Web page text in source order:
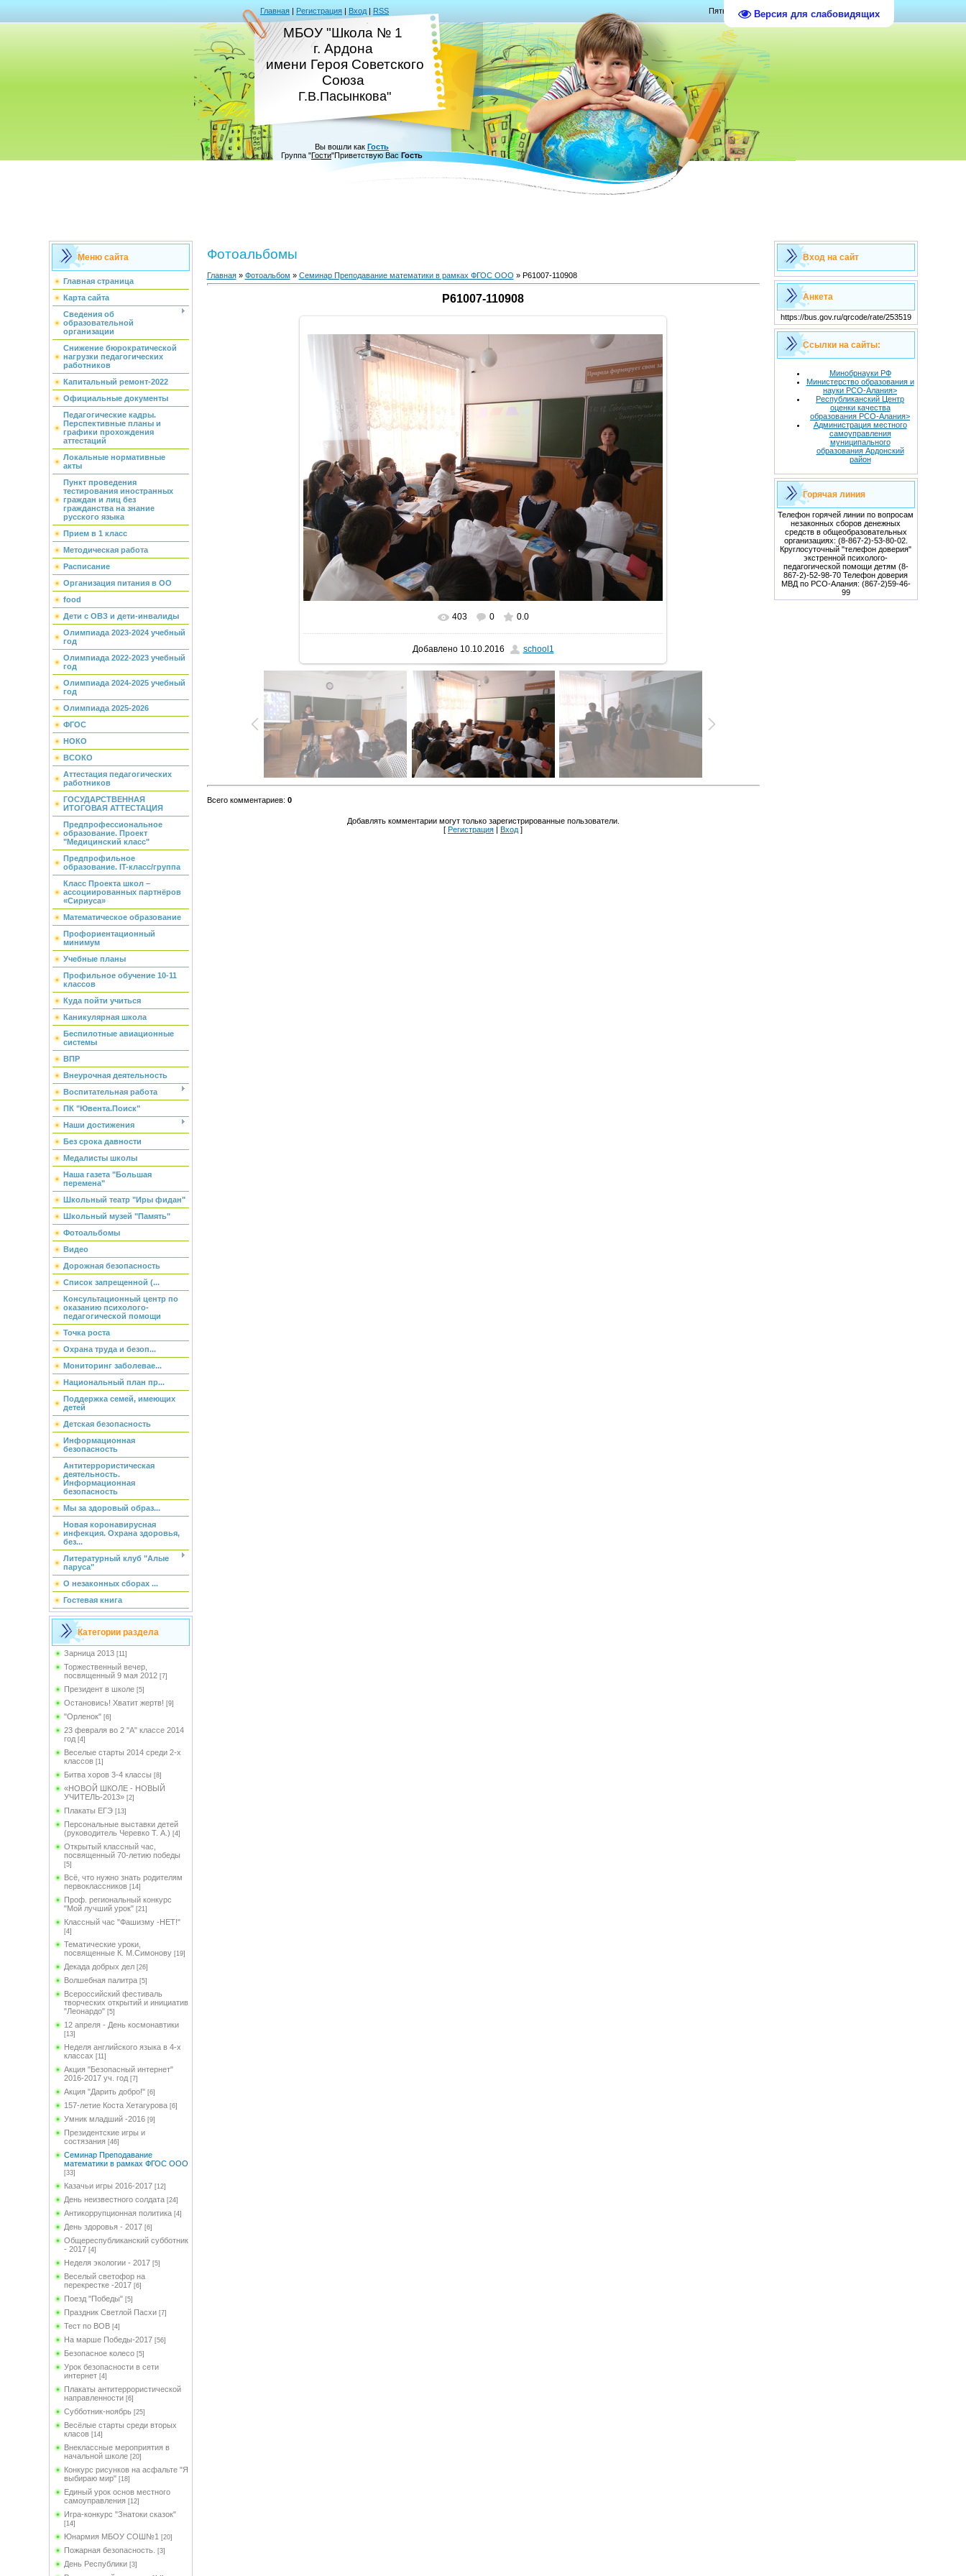
Версия для слабовидящих
Главная | Регистрация | Вход | RSS Пятница, 07.08.2026, 15:30
МБОУ "Школа № 1
г. Ардона
имени Героя Советского
Союза
Г.В.Пасынкова"
Вы вошли как Гость
Группа "Гости"Приветствую Вас Гость
Меню сайта
Главная страница
Карта сайта
Сведения об
образовательной
организации
Снижение бюрократической
нагрузки педагогических
работников
Капитальный ремонт-2022
Официальные документы
Педагогические кадры.
Перспективные планы и
графики прохождения
аттестаций
Локальные нормативные
акты
Пункт проведения
тестирования иностранных
граждан и лиц без
гражданства на знание
русского языка
Прием в 1 класс
Методическая работа
Расписание
Организация питания в ОО
food
Дети с ОВЗ и дети-инвалиды
Олимпиада 2023-2024 учебный
год
Олимпиада 2022-2023 учебный
год
Олимпиада 2024-2025 учебный
год
Олимпиада 2025-2026
ФГОС
НОКО
ВСОКО
Аттестация педагогических
работников
ГОСУДАРСТВЕННАЯ
ИТОГОВАЯ АТТЕСТАЦИЯ
Предпрофессиональное
образование. Проект
"Медицинский класс"
Предпрофильное
образование. IT-класс/группа
Класс Проекта школ –
ассоциированных партнёров
«Сириуса»
Математическое образование
Профориентационный
минимум
Учебные планы
Профильное обучение 10-11
классов
Куда пойти учиться
Каникулярная школа
Беспилотные авиационные
системы
ВПР
Внеурочная деятельность
Воспитательная работа
ПК "Ювента.Поиск"
Наши достижения
Без срока давности
Медалисты школы
Наша газета "Большая
перемена"
Школьный театр "Иры фидан"
Школьный музей "Память"
Фотоальбомы
Видео
Дорожная безопасность
Список запрещенной (...
Консультационный центр по
оказанию психолого-
педагогической помощи
Точка роста
Охрана труда и безоп...
Мониторинг заболевае...
Национальный план пр...
Поддержка семей, имеющих
детей
Детская безопасность
Информационная
безопасность
Антитеррористическая
деятельность.
Информационная
безопасность
Мы за здоровый образ...
Новая коронавирусная
инфекция. Охрана здоровья,
без...
Литературный клуб "Алые
паруса"
О незаконных сборах ...
Гостевая книга
Категории раздела
Зарница 2013 [11]
Торжественный вечер,
посвященный 9 мая 2012 [7]
Президент в школе [5]
Остановись! Хватит жертв! [9]
"Орленок" [6]
23 февраля во 2 "А" классе 2014
год [4]
Веселые старты 2014 среди 2-х
классов [1]
Битва хоров 3-4 классы [8]
«НОВОЙ ШКОЛЕ - НОВЫЙ
УЧИТЕЛЬ-2013» [2]
Плакаты ЕГЭ [13]
Персональные выставки детей
(руководитель Черевко Т. А.) [4]
Открытый классный час,
посвященный 70-летию победы
[5]
Всё, что нужно знать родителям
первоклассников [14]
Проф. региональный конкурс
"Мой лучший урок" [21]
Классный час "Фашизму -НЕТ!"
[4]
Тематические уроки,
посвященные К. М.Симонову [19]
Декада добрых дел [26]
Волшебная палитра [5]
Всероссийский фестиваль
творческих открытий и инициатив
"Леонардо" [5]
12 апреля - День космонавтики
[13]
Неделя английского языка в 4-х
классах [11]
Акция "Безопасный интернет"
2016-2017 уч. год [7]
Акция "Дарить добро!" [6]
157-летие Коста Хетагурова [6]
Умник младший -2016 [9]
Президентские игры и
состязания [46]
Семинар Преподавание
математики в рамках ФГОС ООО
[33]
Казачьи игры 2016-2017 [12]
День неизвестного солдата [24]
Антикоррупционная политика [4]
День здоровья - 2017 [6]
Общереспубликанский субботник
- 2017 [4]
Неделя экологии - 2017 [5]
Веселый светофор на
перекрестке -2017 [6]
Поезд "Победы" [5]
Праздник Светлой Пасхи [7]
Тест по ВОВ [4]
На марше Победы-2017 [56]
Безопасное колесо [5]
Урок безопасности в сети
интернет [4]
Плакаты антитеррористической
направленности [6]
Субботник-ноябрь [25]
Весёлые старты среди вторых
класов [14]
Внеклассные мероприятия в
начальной школе [20]
Конкурс рисунков на асфальте "Я
выбираю мир" [18]
Единый урок основ местного
самоуправления [12]
Игра-конкурс "Знатоки сказок"
[14]
Юнармия МБОУ СОШ№1 [20]
Пожарная безопасность. [3]
День Республики [3]
Фотоальбомы
Главная» Фотоальбом » Семинар Преподавание математики в рамках ФГОС ООО » P61007-110908
P61007-110908
В реальном размере 1600x1186
403 0 0.0
Добавлено10.10.2016 school1
Всего комментариев: 0
Добавлять комментарии могут только зарегистрированные пользователи.
[ Регистрация | Вход ]
Вход на сайт
Анкета
https://bus.gov.ru/qrcode/rate/253519
Ссылки на сайты:
Минобрнауки РФ
Министерство образования и
науки РСО-Алания>
Республиканский Центр
оценки качества
образования РСО-Алания>
Администрация местного
самоуправления
муниципального
образования Ардонский
район
Горячая линия
Телефон горячей линии по вопросам
незаконных сборов денежных
средств в общеобразовательных
организациях: (8-867-2)-53-80-02.
Круглосуточный "телефон доверия"
экстренной психолого-
педагогической помощи детям (8-
867-2)-52-98-70 Телефон доверия
МВД по РСО-Алания: (867-2)59-46-
99